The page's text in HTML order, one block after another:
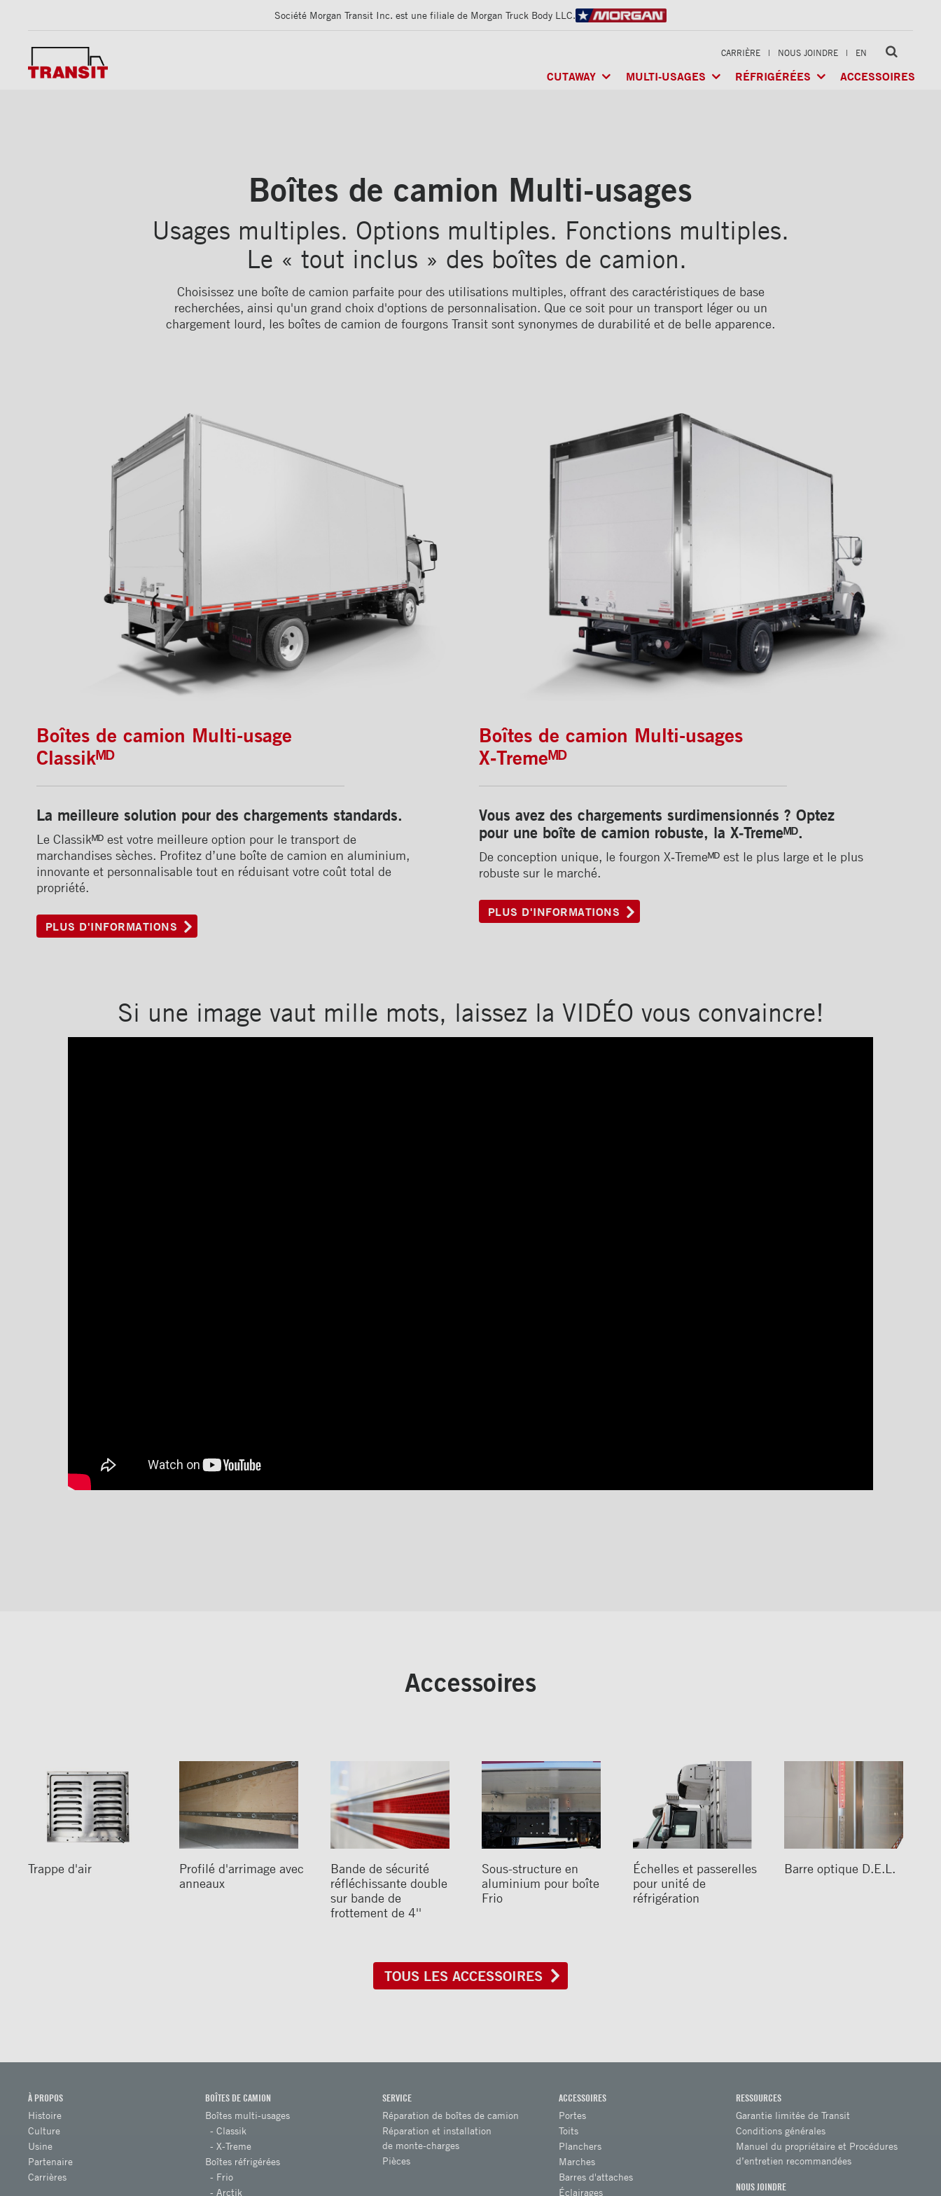
Société Morgan Transit Inc. est une filiale de Morgan Truck Body LLC.
CARRIÈRE | NOUS JOINDRE | EN
CUTAWAY MULTI-USAGES RÉFRIGÉRÉES ACCESSOIRES
Boîtes de camion Multi-usages
Usages multiples. Options multiples. Fonctions multiples.
Le « tout inclus » des boîtes de camion.
Choisissez une boîte de camion parfaite pour des utilisations multiples, offrant des caractéristiques de base
recherchées, ainsi qu'un grand choix d'options de personnalisation. Que ce soit pour un transport léger ou un
chargement lourd, les boîtes de camion de fourgons Transit sont synonymes de durabilité et de belle apparence.
Boîtes de camion Multi-usage
Classikᴹᴰ
La meilleure solution pour des chargements standards.
Le Classikᴹᴰ est votre meilleure option pour le transport de
marchandises sèches. Profitez d’une boîte de camion en aluminium,
innovante et personnalisable tout en réduisant votre coût total de
propriété.
PLUS D'INFORMATIONS
Boîtes de camion Multi-usages
X‑Tremeᴹᴰ
Vous avez des chargements surdimensionnés ? Optez
pour une boîte de camion robuste, la X‑Tremeᴹᴰ.
De conception unique, le fourgon X‑Tremeᴹᴰ est le plus large et le plus
robuste sur le marché.
PLUS D'INFORMATIONS
Si une image vaut mille mots, laissez la VIDÉO vous convaincre!
Accessoires
Trappe d'air
Profilé d'arrimage avec
anneaux
Bande de sécurité
réfléchissante double
sur bande de
frottement de 4''
Sous-structure en
aluminium pour boîte
Frio
Échelles et passerelles
pour unité de
réfrigération
Barre optique D.E.L.
TOUS LES ACCESSOIRES
À PROPOS
Histoire
Culture
Usine
Partenaire
Carrières
BOÎTES DE CAMION
Boîtes multi-usages
Classik
X-Treme
Boîtes réfrigérées
Frio
Arctik
SERVICE
Réparation de boîtes de camion
Réparation et installation
de monte-charges
Pièces
ACCESSOIRES
Portes
Toits
Planchers
Marches
Barres d'attaches
Éclairages
RESSOURCES
Garantie limitée de Transit
Conditions générales
Manuel du propriétaire et Procédures
d’entretien recommandées
NOUS JOINDRE